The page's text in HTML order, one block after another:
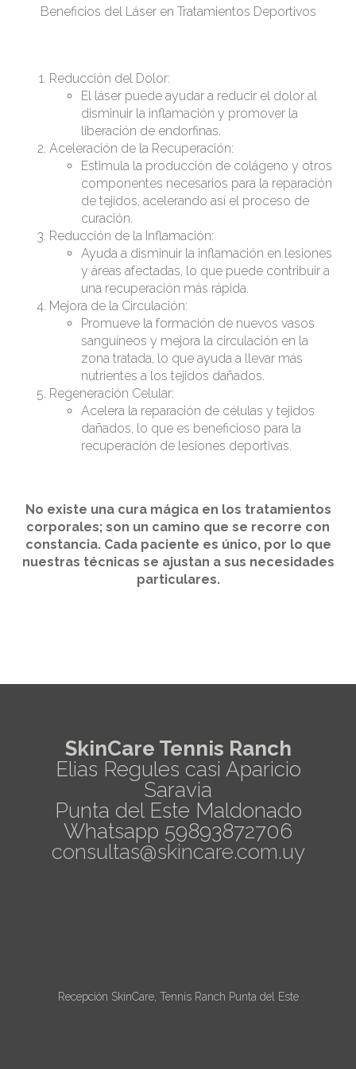
Beneficios del Láser en Tratamientos Deportivos
Reducción del Dolor:
El láser puede ayudar a reducir el dolor al
disminuir la inflamación y promover la
liberación de endorfinas.
Aceleración de la Recuperación:
Estimula la producción de colágeno y otros
componentes necesarios para la reparación
de tejidos, acelerando así el proceso de
curación.
Reducción de la Inflamación:
Ayuda a disminuir la inflamación en lesiones
y áreas afectadas, lo que puede contribuir a
una recuperación más rápida.
Mejora de la Circulación:
Promueve la formación de nuevos vasos
sanguíneos y mejora la circulación en la
zona tratada, lo que ayuda a llevar más
nutrientes a los tejidos dañados.
Regeneración Celular:
Acelera la reparación de células y tejidos
dañados, lo que es beneficioso para la
recuperación de lesiones deportivas.
No existe una cura mágica en los tratamientos
corporales; son un camino que se recorre con
constancia. Cada paciente es único, por lo que
nuestras técnicas se ajustan a sus necesidades
particulares.
SkinCare Tennis Ranch
Elias Regules casi Aparicio
Saravia
Punta del Este Maldonado
Whatsapp 59893872706
consultas@skincare.com.uy
Recepción SkinCare, Tennis Ranch Punta del Este